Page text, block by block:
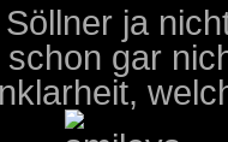
ja
gar